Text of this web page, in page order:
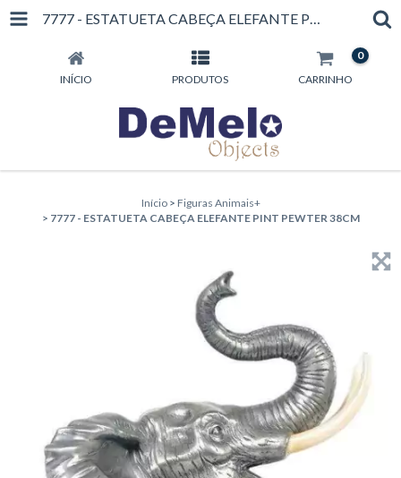
7777 - ESTATUETA CABEÇA ELEFANTE PINT PEWTER 38CM
INÍCIO PRODUTOS CARRINHO
0
Início > Figuras Animais+
> 7777 - ESTATUETA CABEÇA ELEFANTE PINT PEWTER 38CM